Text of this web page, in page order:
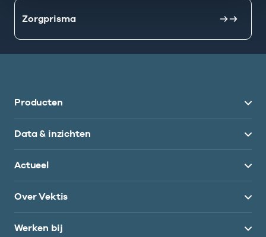
Zorgprisma
Producten
Data & inzichten
Actueel
Over Vektis
Werken bij